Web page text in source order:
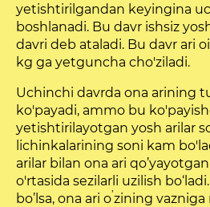
yetishtirilgandan keyingina
boshlanadi. Bu davr ishsiz
davri deb ataladi. Bu davr ari
kg ga yetguncha cho'ziladi.
Uchinchi davrda ona arining
ko'payadi, ammo bu
yetishtirilayotgan yosh arilar
lichinkalarining soni kam
arilar bilan ona ari
o'rtasida sezilarli uzilish
bo’lsa, ona ari o’zining